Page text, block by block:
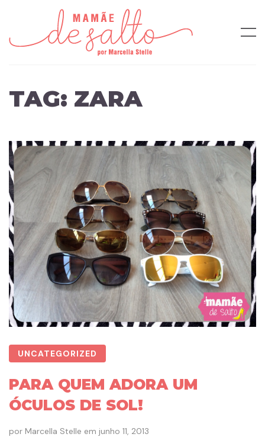
TAG: ZARA
UNCATEGORIZED
PARA QUEM ADORA UM
ÓCULOS DE SOL!
por Marcella Stelle em junho 11, 2013